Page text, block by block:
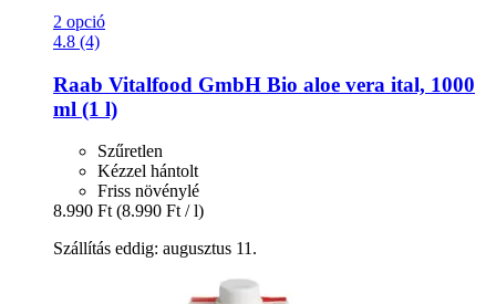
2 opció
4.8 (4)
Raab Vitalfood GmbH Bio aloe vera ital, 1000
ml (1 l)
Szűretlen
Kézzel hántolt
Friss növénylé
8.990 Ft (8.990 Ft / l)
Szállítás eddig: augusztus 11.